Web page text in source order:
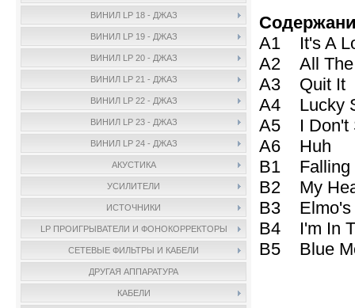
ВИНИЛ LP 18 - ДЖАЗ
ВИНИЛ LP 19 - ДЖАЗ
ВИНИЛ LP 20 - ДЖАЗ
ВИНИЛ LP 21 - ДЖАЗ
ВИНИЛ LP 22 - ДЖАЗ
ВИНИЛ LP 23 - ДЖАЗ
ВИНИЛ LP 24 - ДЖАЗ
АКУСТИКА
УСИЛИТЕЛИ
ИСТОЧНИКИ
LP ПРОИГРЫВАТЕЛИ И ФОНОКОРРЕКТОРЫ
СЕТЕВЫЕ ФИЛЬТРЫ И КАБЕЛИ
ДРУГАЯ АППАРАТУРА
КАБЕЛИ
A1 It's A
A2 All
A3 Quit
A4 Lucky
A5 I Don't
A6 Huh
B1 Falling
B2 My
B3
B4 I'm In
B5 Blue